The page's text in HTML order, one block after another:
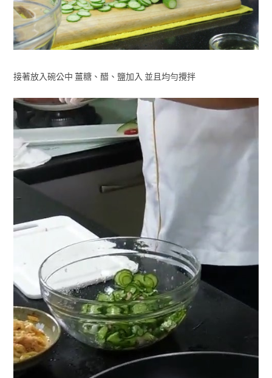
接著放入碗公中 薑糖、醋、鹽加入 並且均勻攪拌